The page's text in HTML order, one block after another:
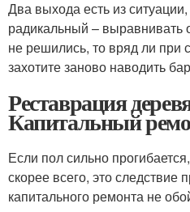
Два выхода есть из
радикальный – выравнивать
не решились, то вряд ли при
захотите заново наводить
Реставрация
Капитальный
Если пол сильно
скорее всего, это следствие
капитального ремонта не